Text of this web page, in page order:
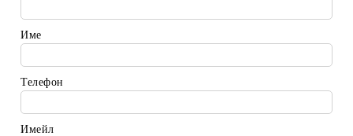
Име
Телефон
Имейл